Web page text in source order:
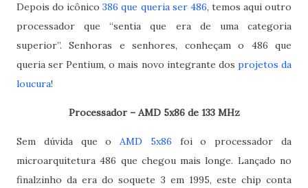
Depois do icônico386 que queria ser 486, temos aqui outro
processador que “sentia que era de uma categoria
superior”. Senhoras e senhores, conheçam o 486 que
queria ser Pentium, o mais novo integrante dos projetos da
loucura!
Processador – AMD 5x86 de 133 MHz
Sem dúvida que oAMD 5x86 foi o processador da
microarquitetura 486 que chegou mais longe. Lançado no
finalzinho da era do soquete 3 em 1995, este chip conta